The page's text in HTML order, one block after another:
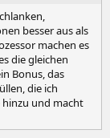
besser aus als
machen es
die gleichen
Bonus, das
die ich
und macht